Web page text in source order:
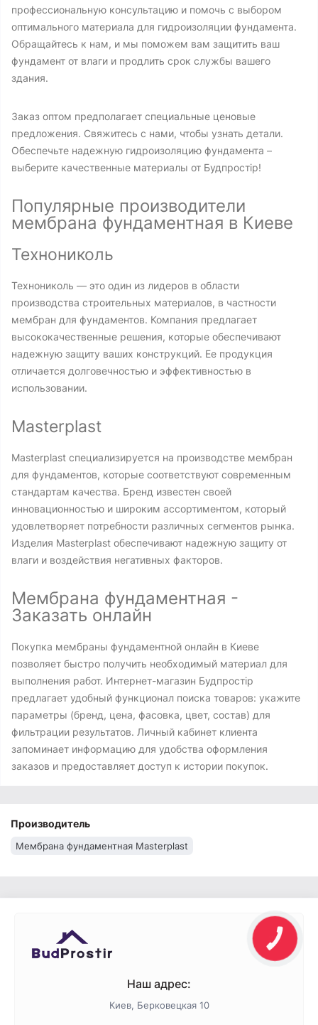
профессиональную консультацию и помочь с выбором
оптимального материала для гидроизоляции фундамента.
Обращайтесь к нам, и мы поможем вам защитить ваш
фундамент от влаги и продлить срок службы вашего
здания.
Заказ оптом предполагает специальные ценовые
предложения. Свяжитесь с нами, чтобы узнать детали.
Обеспечьте надежную гидроизоляцию фундамента –
выберите качественные материалы от Будпростір!
Популярные производители
мембрана фундаментная в Киеве
Технониколь
Технониколь — это один из лидеров в области
производства строительных материалов, в частности
мембран для фундаментов. Компания предлагает
высококачественные решения, которые обеспечивают
надежную защиту ваших конструкций. Ее продукция
отличается долговечностью и эффективностью в
использовании.
Masterplast
Masterplast специализируется на производстве мембран
для фундаментов, которые соответствуют современным
стандартам качества. Бренд известен своей
инновационностью и широким ассортиментом, который
удовлетворяет потребности различных сегментов рынка.
Изделия Masterplast обеспечивают надежную защиту от
влаги и воздействия негативных факторов.
Мембрана фундаментная -
Заказать онлайн
Покупка мембраны фундаментной онлайн в Киеве
позволяет быстро получить необходимый материал для
выполнения работ. Интернет-магазин Будпростір
предлагает удобный функционал поиска товаров: укажите
параметры (бренд, цена, фасовка, цвет, состав) для
фильтрации результатов. Личный кабинет клиента
запоминает информацию для удобства оформления
заказов и предоставляет доступ к истории покупок.
Производитель
Мембрана фундаментная Masterplast
Наш адрес:
Киев, Берковецкая 10